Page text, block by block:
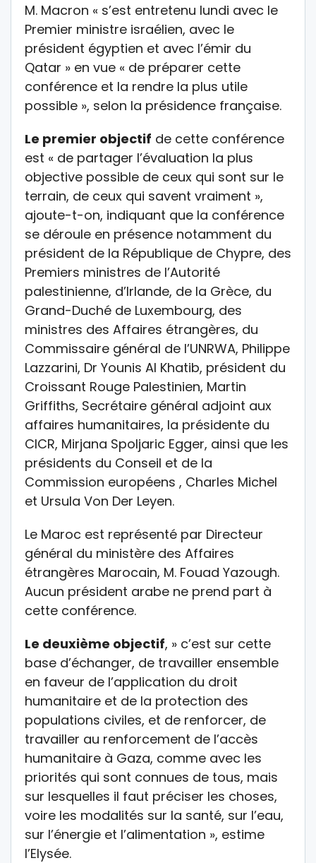
M. Macron « s’est entretenu lundi avec le
Premier ministre israélien, avec le
président égyptien et avec l’émir du
Qatar » en vue « de préparer cette
conférence et la rendre la plus utile
possible », selon la présidence française.
Le premier objectif de cette conférence
est « de partager l’évaluation la plus
objective possible de ceux qui sont sur le
terrain, de ceux qui savent vraiment »,
ajoute-t-on, indiquant que la conférence
se déroule en présence notamment du
président de la République de Chypre, des
Premiers ministres de l’Autorité
palestinienne, d’Irlande, de la Grèce, du
Grand-Duché de Luxembourg, des
ministres des Affaires étrangères, du
Commissaire général de l’UNRWA, Philippe
Lazzarini, Dr Younis Al Khatib, président du
Croissant Rouge Palestinien, Martin
Griffiths, Secrétaire général adjoint aux
affaires humanitaires, la présidente du
CICR, Mirjana Spoljaric Egger, ainsi que les
présidents du Conseil et de la
Commission européens , Charles Michel
et Ursula Von Der Leyen.
Le Maroc est représenté par Directeur
général du ministère des Affaires
étrangères Marocain, M. Fouad Yazough.
Aucun président arabe ne prend part à
cette conférence.
Le deuxième objectif, » c’est sur cette
base d’échanger, de travailler ensemble
en faveur de l’application du droit
humanitaire et de la protection des
populations civiles, et de renforcer, de
travailler au renforcement de l’accès
humanitaire à Gaza, comme avec les
priorités qui sont connues de tous, mais
sur lesquelles il faut préciser les choses,
voire les modalités sur la santé, sur l’eau,
sur l’énergie et l’alimentation », estime
l’Elysée.